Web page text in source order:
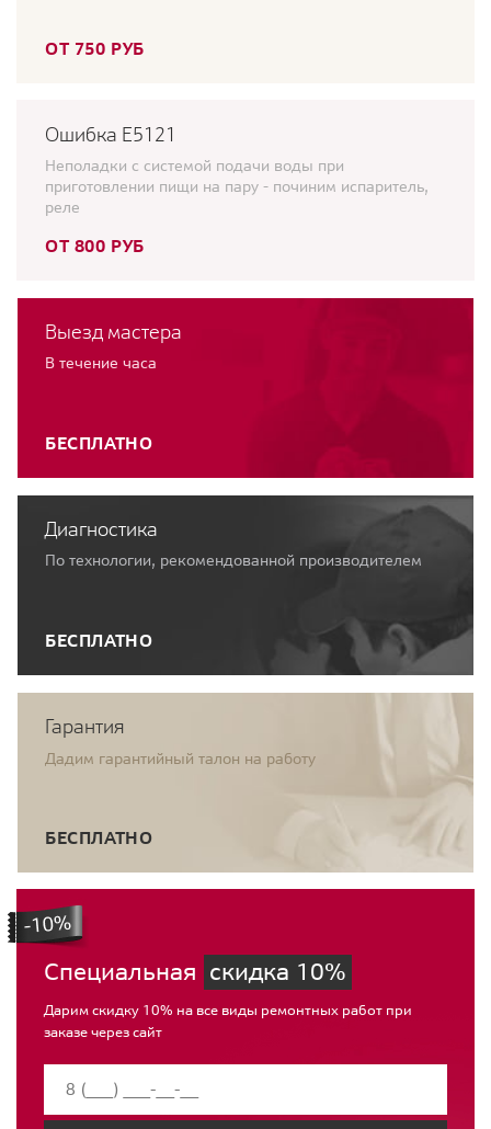
ОТ 750 РУБ
Ошибка E5121
Неполадки с системой подачи воды при
приготовлении пищи на пару - починим испаритель,
реле
ОТ 800 РУБ
Выезд мастера
В течение часа
БЕСПЛАТНО
Диагностика
По технологии, рекомендованной производителем
БЕСПЛАТНО
Гарантия
Дадим гарантийный талон на работу
БЕСПЛАТНО
Специальная скидка 10%
Дарим скидку 10% на все виды ремонтных работ при
заказе через сайт